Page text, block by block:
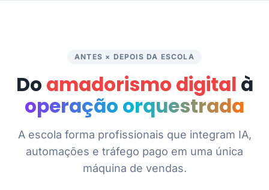
ANTES × DEPOIS DA ESCOLA
Do amadorismo digital à
operação orquestrada
A escola forma profissionais que integram IA,
automações e tráfego pago em uma única
máquina de vendas.